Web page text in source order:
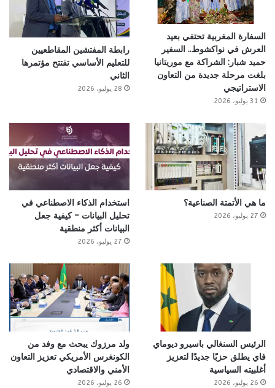
السفارة المغربية تحتفي بعيد
العرش في نواكشوط.. السفير
حميد شبار: الشراكة مع موريتانيا
بلغت مرحلة جديدة من التعاون
الاستراتيجي
31 يوليو، 2026
رابطة المفتشين المقاطعيين
للتعليم الأساسي تفتتح مؤتمرها
الثاني
28 يوليو، 2026
ما هي الأتمتة الصناعية؟
27 يوليو، 2026
استخدام الذكاء الاصطناعي في
تحليل البيانات – كيفية جعل
البيانات أكثر منطقية
27 يوليو، 2026
الرئيس السنغالي باسيرو ديوماي
فاي يطلق حزبًا جديدًا لتعزيز
أغلبيته السياسية
26 يوليو، 2026
ولد مرزوك يبحث مع وفد من
الكونغرس الأمريكي تعزيز التعاون
الأمني والاقتصادي
26 يوليو، 2026